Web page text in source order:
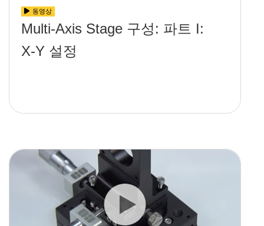
동영상
Multi-Axis Stage 구성: 파트 I:
X-Y 설정